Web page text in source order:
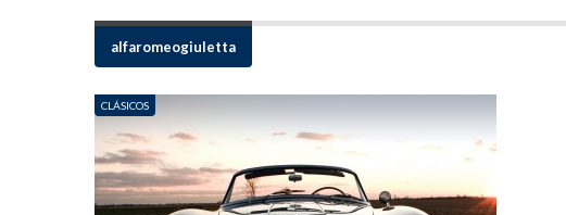
alfaromeogiuletta
CLÁSICOS